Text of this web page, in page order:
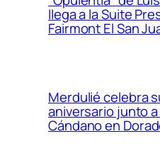
llega a la Suite
Fairmont El San
Merdulié celebra
aniversario junto
Cándano en